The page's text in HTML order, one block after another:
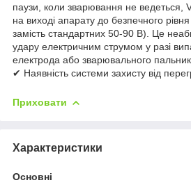
паузи, коли зварювання не ведеться,
на виході апарату до безпечного
замість стандартних 50-90 В). Це
удару електричним струмом у разі
електрода або зварювального
✔ Наявність системи захисту від
Приховати
Характеристики
Основні